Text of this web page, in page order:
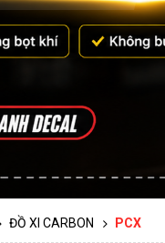
Liên Hệ
ĐỒ XI CARBON PCX